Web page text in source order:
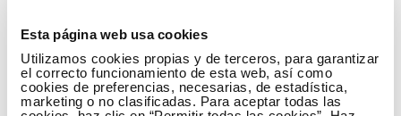
Esta página web usa cookies
Utilizamos cookies propias y de terceros, para garantizar
el correcto funcionamiento de esta web, así como
cookies de preferencias, necesarias, de estadística,
marketing o no clasificadas. Para aceptar todas las
concienciación continuada a los empleados
evaluando las necesidades de los usuarios al
tiempo que proporciona una herramienta de
gestión de riesgos asociados al elemento